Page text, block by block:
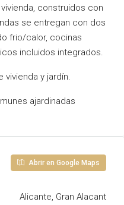
construidos con
se entregan con dos
frio/calor, cocinas
incluidos integrados.
vivienda y jardín.
ajardinadas
Abrir en Google Maps
Alicante, Gran Alacant